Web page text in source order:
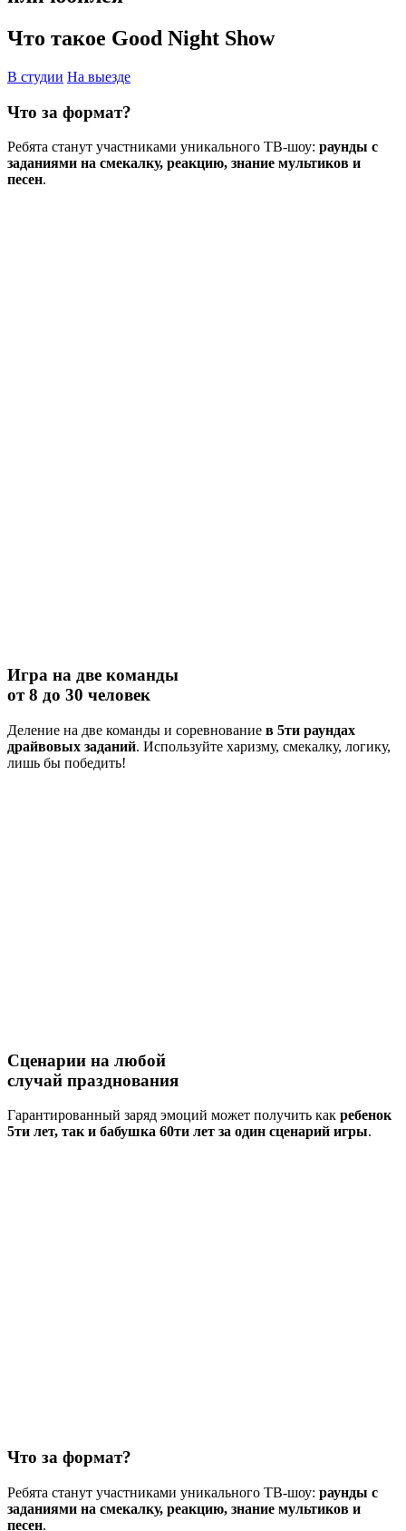
Что такое Good Night Show
В студии На выезде
Что за формат?
Ребята станут участниками уникального ТВ-шоу: раунды с
заданиями на смекалку, реакцию, знание мультиков и
песен.
Игра на две команды
от 8 до 30 человек
Деление на две команды и соревнование в 5ти раундах
драйвовых заданий. Используйте харизму, смекалку, логику,
лишь бы победить!
Сценарии на любой
случай празднования
Гарантированный заряд эмоций может получить как ребенок
5ти лет, так и бабушка 60ти лет за один сценарий игры.
Что за формат?
Ребята станут участниками уникального ТВ-шоу: раунды с
заданиями на смекалку, реакцию, знание мультиков и
песен.